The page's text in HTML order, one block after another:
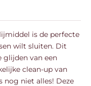
is de perfecte
wilt sluiten. Dit
glijden van een
clean-up van
nog niet alles! Deze